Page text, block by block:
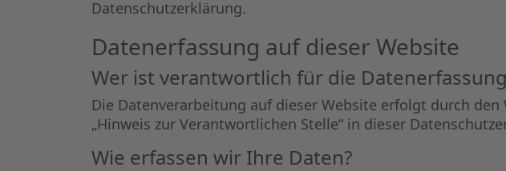
Datenschutzerklärung.
Datenerfassung auf dieser Website
Wer ist verantwortlich für die
Die Datenverarbeitung auf dieser Website erfolgt durch
„Hinweis zur Verantwortlichen Stelle“ in dieser
Wie erfassen wir Ihre Daten?